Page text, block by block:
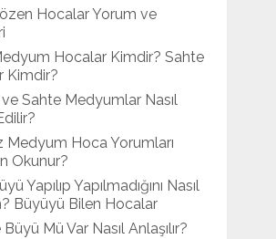
Hocalar Yorum ve
Hocalar Kimdir? Sahte
Kimdir?
Sahte Medyumlar Nasıl
Medyum Hoca Yorumları
Okunur?
Yapılıp Yapılmadığını Nasıl
Büyüyü Bilen Hocalar
Mü Var Nasıl Anlaşılır?